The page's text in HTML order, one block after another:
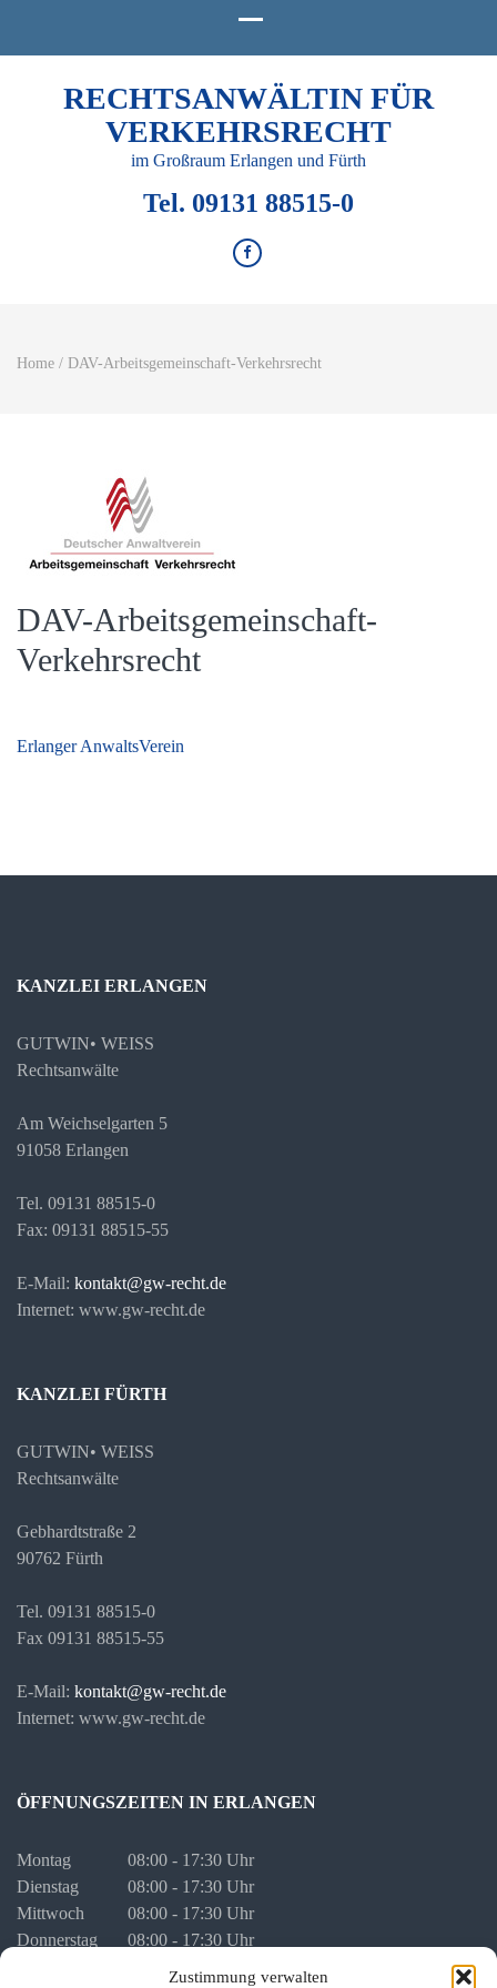
Zustimmung verwalten
RECHTSANWÄLTIN FÜR
VERKEHRSRECHT
im Großraum Erlangen und Fürth
Tel. 09131 88515-0
Home / DAV-Arbeitsgemeinschaft-Verkehrsrecht
DAV-Arbeitsgemeinschaft-
Verkehrsrecht
Beitragsnavigation
Erlanger AnwaltsVerein
KANZLEI ERLANGEN
GUTWIN• WEISS
Rechtsanwälte
Am Weichselgarten 5
91058 Erlangen
Tel. 09131 88515-0
Fax: 09131 88515-55
E-Mail: kontakt@gw-recht.de
Internet: www.gw-recht.de
KANZLEI FÜRTH
GUTWIN• WEISS
Rechtsanwälte
Gebhardtstraße 2
90762 Fürth
Tel. 09131 88515-0
Fax 09131 88515-55
E-Mail: kontakt@gw-recht.de
Internet: www.gw-recht.de
ÖFFNUNGSZEITEN IN ERLANGEN
Montag
08:00 - 17:30 Uhr
Dienstag
08:00 - 17:30 Uhr
Mittwoch
08:00 - 17:30 Uhr
Donnerstag
08:00 - 17:30 Uhr